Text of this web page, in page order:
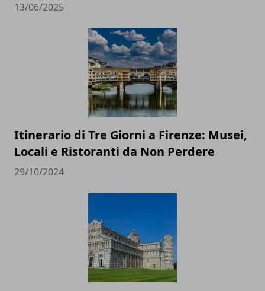
13/06/2025
Itinerario di Tre Giorni a Firenze: Musei,
Locali e Ristoranti da Non Perdere
29/10/2024